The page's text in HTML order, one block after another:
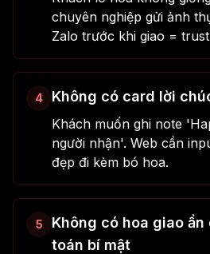
chuyên nghiệp gửi ảnh
Zalo trước khi giao =
4 Không có card lời
Khách muốn ghi note
người nhận'. Web cần
đẹp đi kèm bó hoa.
5
Không có hoa giao
toán bí mật